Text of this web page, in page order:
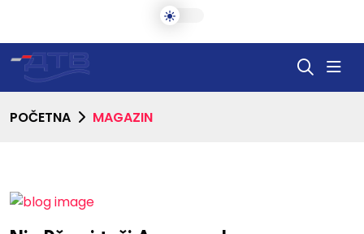
POČETNA MAGAZIN